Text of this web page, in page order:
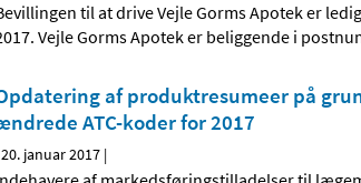
til at drive Vejle Gorms Apotek er
Vejle Gorms Apotek er beliggende i
af produktresumeer på
ATC-koder for 2017
20. januar 2017 |